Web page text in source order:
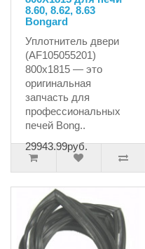
8.60, 8.62, 8.63
Bongard
Уплотнитель двери
(AF105055201)
800x1815 — это
оригинальная
запчасть для
профессиональных
печей Bong..
29943.99руб.